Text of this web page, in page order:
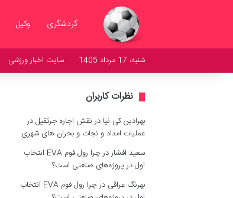
گردشگری وکیل
شنبه، 17 مرداد 1405 سایت اخبار ورزشی
نظرات کاربران
بهرادین کی نیا درنقش اجاره جرثقیل در
عملیات امداد و نجات و بحران های شهری
سعید افشاردر
چرا رول فوم EVA انتخاب
اول در پروژه‌های صنعتی است؟
بهرنگ عراقی در
چرا رول فوم EVA انتخاب